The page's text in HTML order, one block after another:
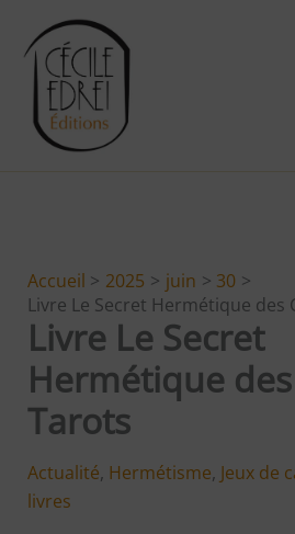
contenu
Accueil 2025 juin
30
Livre Le Secret Hermétique des
Livre Le Secret
Hermétique
Tarots
Actualité, Hermétisme, Jeux de
livres